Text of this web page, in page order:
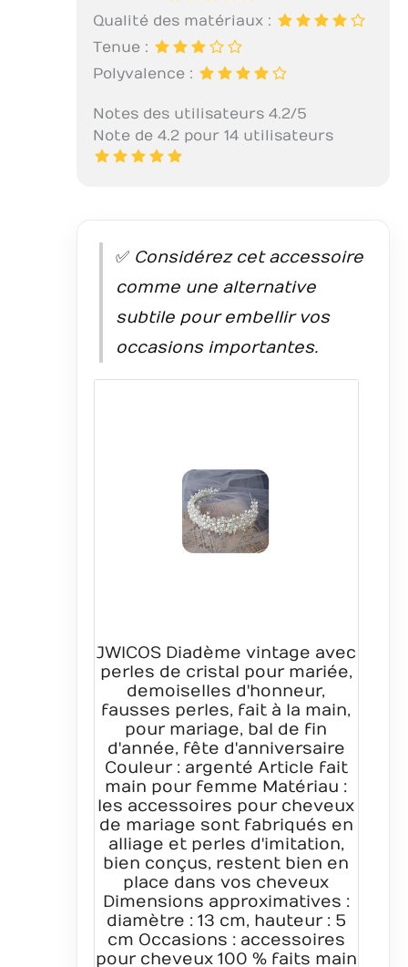
Qualité des matériaux :
Tenue :
Polyvalence :
Notes des utilisateurs 4.2/5
Note de 4.2 pour 14 utilisateurs
✅ Considérez cet accessoire
comme une alternative
subtile pour embellir vos
occasions importantes.
JWICOS Diadème vintage avec
perles de cristal pour mariée,
demoiselles d'honneur,
fausses perles, fait à la main,
pour mariage, bal de fin
d'année, fête d'anniversaire
Couleur : argenté Article fait
main pour femme Matériau :
les accessoires pour cheveux
de mariage sont fabriqués en
alliage et perles d'imitation,
bien conçus, restent bien en
place dans vos cheveux
Dimensions approximatives :
diamètre : 13 cm, hauteur : 5
cm Occasions : accessoires
pour cheveux 100 % faits main